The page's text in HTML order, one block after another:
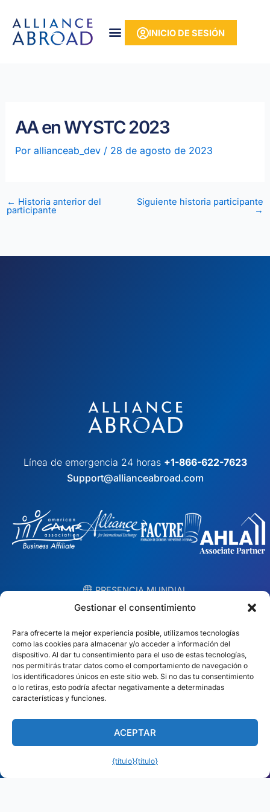
Gestionar el consentimiento
Para ofrecerte la mejor experiencia posible, utilizamos tecnologías
como las cookies para almacenar y/o acceder a información del
dispositivo. Al dar tu consentimiento para el uso de estas tecnologías,
nos permitirás tratar datos como el comportamiento de navegación o
los identificadores únicos en este sitio web. Si no das tu consentimiento
o lo retiras, esto podría afectar negativamente a determinadas
características y funciones.
ACEPTAR
{título}{título}
contenido
INICIO DE SESIÓN
AA en WYSTC 2023
Por allianceab_dev / 28 de agosto de 2023
← Historia anterior del
participante
Siguiente historia participante
→
Línea de emergencia 24 horas +1-866-622-7623
Support@allianceabroad.com
︎ PRESENCIA MUNDIAL
Equipos locales en 10 países
EE.UU.
Dubai
México
España
Irlanda
Polonia
Australia
S. África
Encuentra tu equipo local →
Español (América Latina)